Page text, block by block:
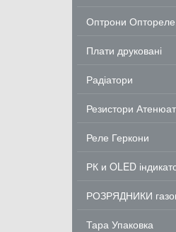
Оптрони Оптореле
Плати друковані
Радіатори
Резистори
Реле Геркони
РК и OLED
РОЗРЯДНИКИ
Тара Упаковка